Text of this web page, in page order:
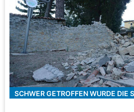
SCHWER GETROFFEN WURDE DIE